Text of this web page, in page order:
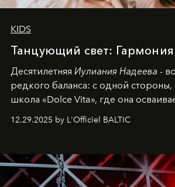
KIDS
Танцующий свет: Гармония
Десятилетняя Иулиания Надеева -
редкого баланса: с одной
школа «Dolce Vita», где она
позы и образа, с другой -
балетная студия при
танцевального пути за плечами.
12.29.2025 by L'Officiel BALTIC